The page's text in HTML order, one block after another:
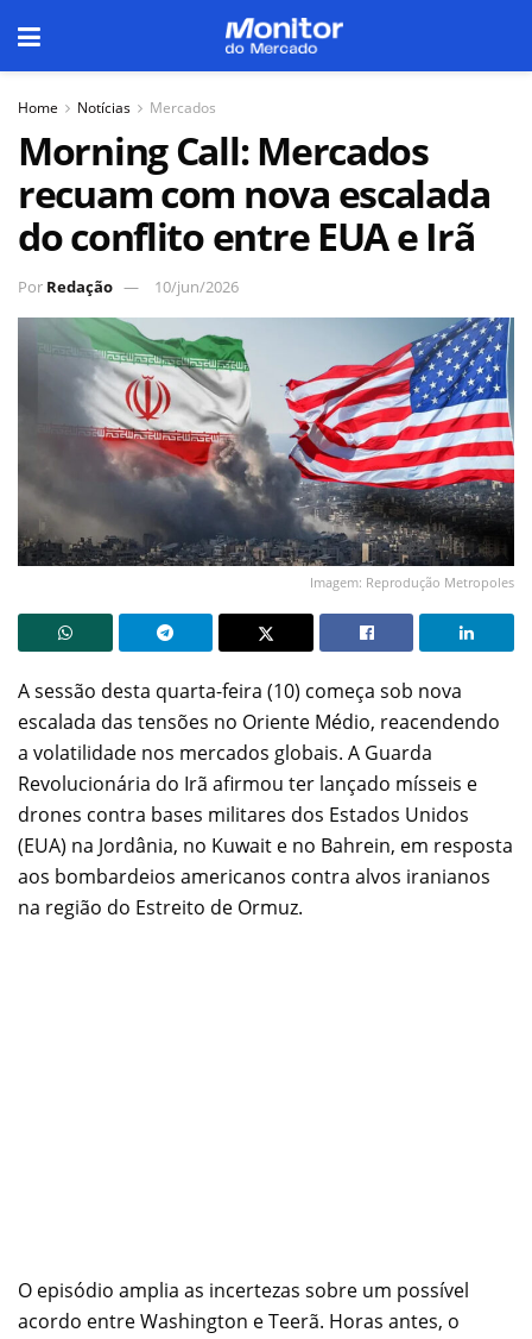
Home Notícias Mercados
Morning Call: Mercados
recuam com nova escalada
do conflito entre EUA e Irã
Por Redação 10/jun/2026
Imagem: Reprodução Metropoles
A sessão desta quarta-feira (10) começa sob nova
escalada das tensões no Oriente Médio, reacendendo
a volatilidade nos mercados globais. A Guarda
Revolucionária do Irã afirmou ter lançado mísseis e
drones contra bases militares dos Estados Unidos
(EUA) na Jordânia, no Kuwait e no Bahrein, em resposta
aos bombardeios americanos contra alvos iranianos
na região do Estreito de Ormuz.
O episódio amplia as incertezas sobre um possível
acordo entre Washington e Teerã. Horas antes, o